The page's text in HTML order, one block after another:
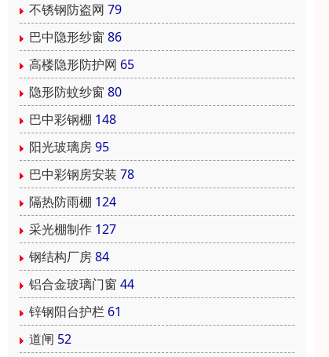
不锈钢防盗网 79
巴中隐形纱窗 86
高楼隐形防护网 65
隐形防蚊纱窗 80
巴中彩钢棚 148
阳光玻璃房95
巴中彩钢房安装 78
隔热防雨棚 124
采光棚制作 127
钢结构厂房84
铝合金玻璃门窗 44
锌钢阳台护栏 61
道闸 52